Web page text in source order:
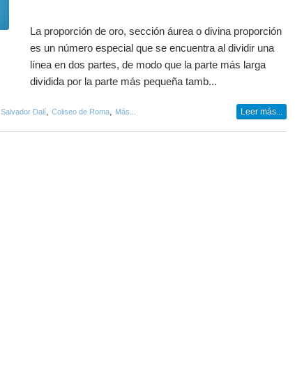
La proporción de oro, sección áurea o divina proporción
es un número especial que se encuentra al dividir una
línea en dos partes, de modo que la parte más larga
dividida por la parte más pequeña tamb...
Salvador Dalí, Coliseo de Roma, Más... Leer más...